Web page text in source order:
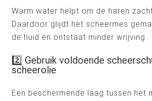
Warm water helpt om de haren
Daardoor glijdt het scheermes
de huid en ontstaat minder wrijving.
2️⃣ Gebruik voldoende
scheerolie
Een beschermende laag tussen het